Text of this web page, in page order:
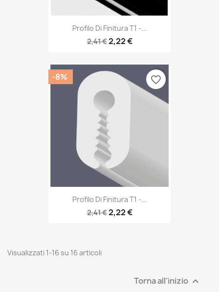
Profilo Di Finitura T1 -...
2,41 €2,22 €
Profilo Di Finitura T1 -...
2,41 €2,22 €
-8% favorite_border
Visualizzati 1-16 su 16 articoli
Torna all'inizio 